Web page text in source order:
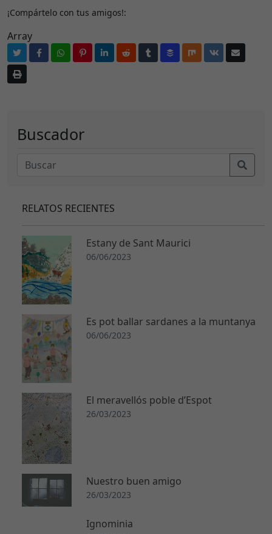
¡Compártelo con tus amigos!:
Array
Buscador
RELATOS RECIENTES
Estany de Sant Maurici
06/06/2023
Es pot ballar sardanes a la muntanya
06/06/2023
El meravellós poble d’Espot
26/03/2023
Nuestro buen amigo
26/03/2023
Ignominia